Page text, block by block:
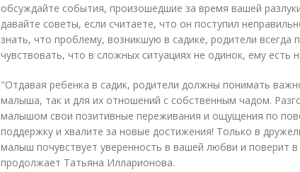
обсуждайте события, произошедшие за время вашей
давайте советы, если считаете, что он поступил
знать, что проблему, возникшую в садике, родители всегда
чувствовать, что в сложных ситуациях не одинок, ему есть
"Отдавая ребенка в садик, родители должны понимать
малыша, так и для их отношений с собственным чадом.
малышом свои позитивные переживания и ощущения по
поддержку и хвалите за новые достижения! Только в
малыш почувствует уверенность в вашей любви и поверит
продолжает Татьяна Илларионова.